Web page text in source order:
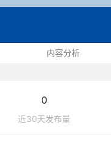
内容分析
0
近30天发布量